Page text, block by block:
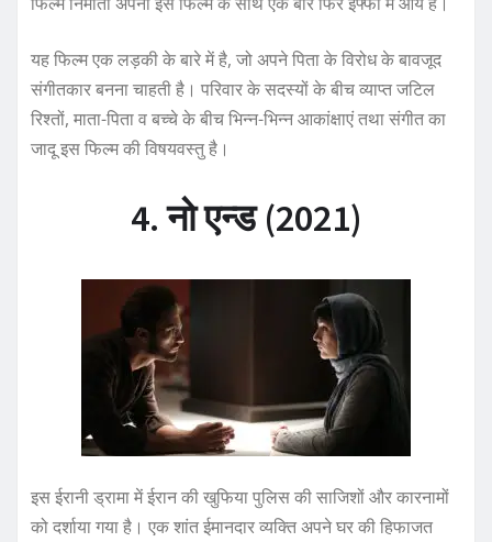
यह फिल्म एक लड़की के बारे में है, जो अपने पिता के विरोध के बावजूद
संगीतकार बनना चाहती है। परिवार के सदस्यों के बीच व्याप्त जटिल
रिश्तों, माता-पिता व बच्चे के बीच भिन्न-भिन्न आकांक्षाएं तथा संगीत का
जादू इस फिल्म की विषयवस्तु है।
4. नो एन्ड (2021)
इस ईरानी ड्रामा में ईरान की खुफिया पुलिस की साजिशों और कारनामों
को दर्शाया गया है। एक शांत ईमानदार व्यक्ति अपने घर की हिफाजत